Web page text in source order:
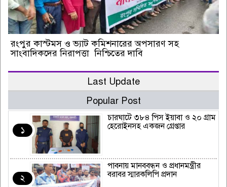
রংপুর কাস্টমস ও ভ্যাট কমিশনারের অপসারণ সহ
সাংবাদিকদের নিরাপত্তা নিশ্চিতের দাবি
Last Update
Popular Post
১
চারঘাটে ৩৮৪ পিস ইয়াবা ও ২০ গ্রাম
হেরোইনসহ একজন গ্রেপ্তার
২
পাবনায় মানববন্ধন ও প্রধানমন্ত্রীর
বরাবর স্মারকলিপি প্রদান